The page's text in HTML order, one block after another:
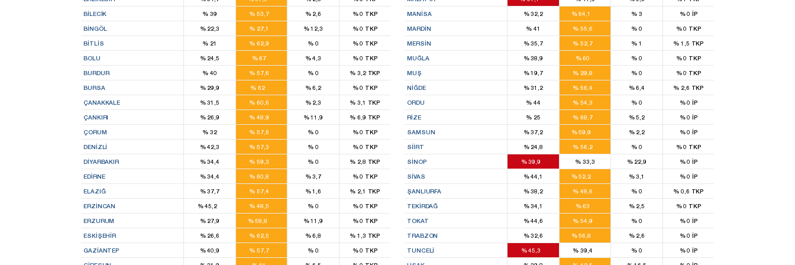
BILECIK %39 % 53,7 %2,6 %0 TKP
BINGÖL %22,3 % 27,1 %12,3 %0 TKP
BITLIS %21 % 62,9 %0 %0 TKP
BOLU %24,5 %67 %4,3 %0 TKP
BURDUR %40 % 57,6 %0 % 3,2 TKP
BURSA %29,9 % 62 %6,2 %0 TKP
ÇANAKKALE %31,5 % 60,6 %2,3 % 3,1 TKP
ÇANKIRI %26,9 % 48,9 %11,9 % 6,9 TKP
ÇORUM %32 % 57,6 %0 %0 TKP
DENIZLI %42,3 % 57,3 %0 %0 TKP
DIYARBAKIR %34,4 % 59,3 %0 % 2,8 TKP
EDIRNE %34,4 % 60,8 %3,7 %0 TKP
ELAZIĞ %37,7 % 57,4 %1,6 % 2,1 TKP
ERZINCAN %45,2 % 48,5 %0 %0 TKP
ERZURUM %27,9 %58,8 %11,9 %0 TKP
ESKIŞEHIR %26,6 % 62,5 %6,8 % 1,3 TKP
GAZIANTEP %40,9 % 57,7 %0 %0 TKP
MANISA %32,2 %64,1 %3 %0İP
MARDIN %41 % 55,6 %0 %0 TKP
MERSIN %35,7 % 52,7 %1 % 1,5 TKP
MUĞLA %38,9 %60 %0 %0 TKP
MUŞ %19,7 % 29,8 %0 %0 TKP
NIĞDE %31,2 % 56,4 %6,4 % 2,6 TKP
ORDU %44 % 54,3 %0 %0İP
RIZE %25 % 68,7 %5,2 %0İP
SAMSUN %37,2 %59,9 %2,2 %0İP
SIIRT %24,8 % 56,2 %0 %0 TKP
SINOP %39,9 %33,3 %22,9 %0İP
SIVAS %44,1 %52,2 %3,1 %0İP
ŞANLIURFA %38,2 % 48,6 %0 % 0,6 TKP
TEKIRDAĞ %34,1 %63 %2,5 %0 TKP
TOKAT %44,6 % 54,9 %0 %0İP
TRABZON %32,6 %56,8 %2,6 %0İP
TUNCELI %45,3 % 39,4 %0 %0İP